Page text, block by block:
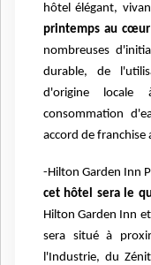
hôtel élégant,
printemps au
nombreuses
durable, de
d'origine
consommation
accord de franchise
-Hilton Garden Inn
cet hôtel sera le
Hilton Garden Inn
sera situé à
l'Industrie, du